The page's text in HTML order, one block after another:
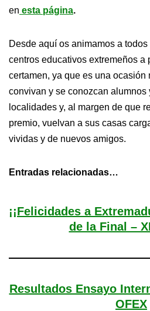
en esta página.
Desde aquí os animamos a
centros educativos extremeños a
certamen, ya que es una ocasión
convivan y se conozcan alumnos
localidades y, al margen de que
premio, vuelvan a sus casas
vividas y de nuevos amigos.
Entradas relacionadas…
¡¡Felicidades a
de la Final –
Resultados Ensayo
OFEX